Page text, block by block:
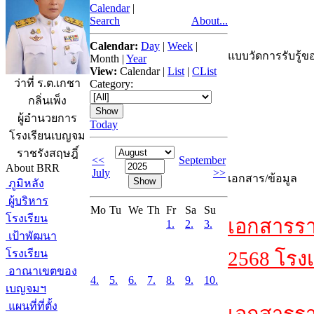
ว่าที่ ร.ต.เกชา
กลิ่นเพ็ง
ผู้อำนวยการ
โรงเรียนเบญจม
ราชรังสฤษฎิ์
About BRR
ภูมิหลัง
ผู้บริหาร
โรงเรียน
เป้าพัฒนา
โรงเรียน
อาณาเขตของ
เบญจมฯ
แผนที่ที่ตั้ง
Calendar |
Search
About...
Calendar: Day | Week |
Month | Year
View: Calendar| List | CList
Category:
Today
<<
July
September
>>
Mo Tu We Th Fr Sa
Su
1.
2. 3.
4. 5. 6. 7. 8. 9. 10.
แบบวัดการรับรู้ข
เอกสาร/ข้อมูล
เอกสาร
2568 โร